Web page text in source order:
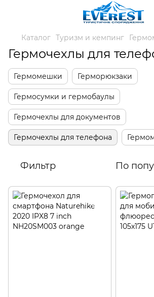
Каталог Туризм и кемпинг
Гермочехлы для
Гермомешки Герморюкзаки
Гермосумки и гермобаулы
Гермочехлы для документов
Гермочехлы для телефона
Фильтр По